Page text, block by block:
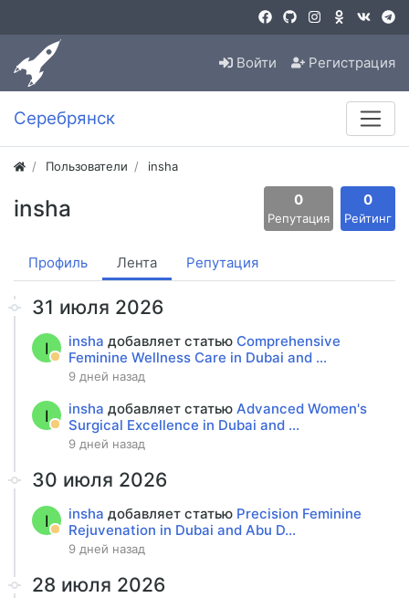
Войти Регистрация
Серебрянск
Пользователи insha
insha 0
Репутация
0
Рейтинг
Профиль Лента Репутация
31 июля 2026
I insha добавляет статью Comprehensive
Feminine Wellness Care in Dubai and ...
9 дней назад
I insha добавляет статью Advanced Women's
Surgical Excellence in Dubai and ...
9 дней назад
30 июля 2026
I insha добавляет статью Precision Feminine
Rejuvenation in Dubai and Abu D...
9 дней назад
28 июля 2026